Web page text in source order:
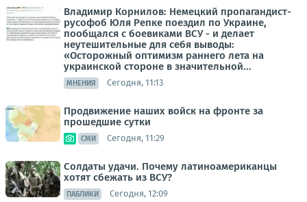
Владимир Корнилов: Немецкий пропагандист-
русофоб Юля Репке поездил по Украине,
пообщался с боевиками ВСУ - и делает
неутешительные для себя выводы:
«Осторожный оптимизм раннего лета на
украинской стороне в значительной...
МНЕНИЯ Сегодня, 11:13
Продвижение наших войск на фронте за
прошедшие сутки
СМИ Сегодня, 11:29
Солдаты удачи. Почему латиноамериканцы
хотят сбежать из ВСУ?
ПАБЛИКИ Сегодня, 12:09